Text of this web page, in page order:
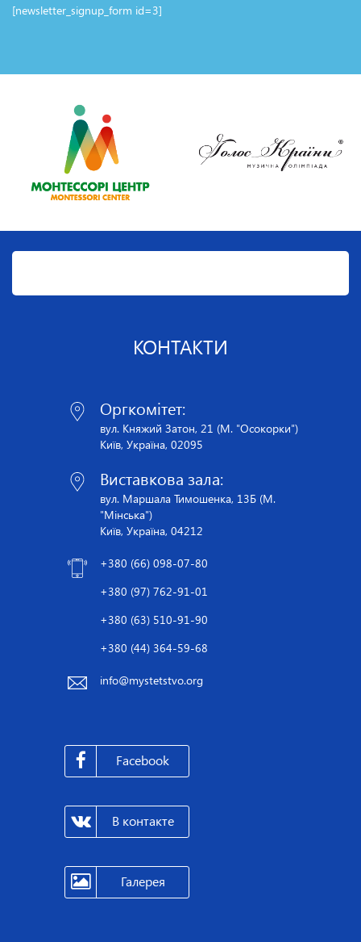
[newsletter_signup_form id=3]
КОНТАКТИ
Оргкомітет:
вул. Княжий Затон, 21 (М. "Осокорки")
Київ, Україна, 02095
Виставкова зала:
вул. Маршала Тимошенка, 13Б (М.
"Мінська")
Київ, Україна, 04212
+380 (66) 098-07-80
+380 (97) 762-91-01
+380 (63) 510-91-90
+380 (44) 364-59-68
info@mystetstvo.org
Facebook
В контакте
Галерея